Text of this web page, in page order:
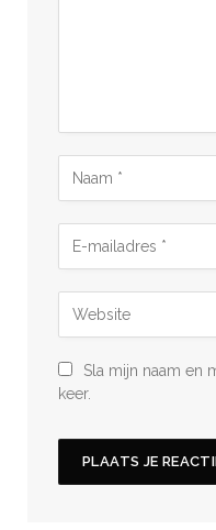
Sla mijn naam en
keer.